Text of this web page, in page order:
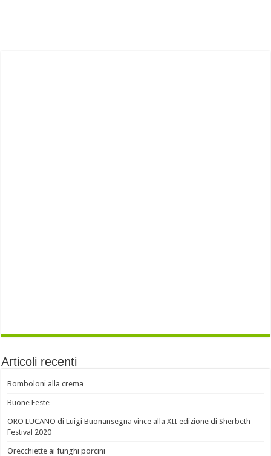
Articoli recenti
Bomboloni alla crema
Buone Feste
ORO LUCANO di Luigi Buonansegna vince alla XII edizione di Sherbeth
Festival 2020
Orecchiette ai funghi porcini